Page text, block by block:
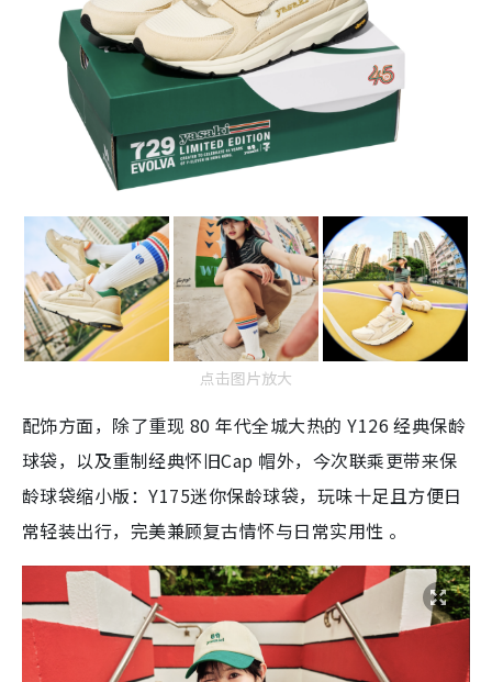
点击图片放大
配饰方面，除了重现 80 年代全城大热的 Y126 经典保龄
球袋，以及重制经典怀旧Cap 帽外，今次联乘更带来保
龄球袋缩小版：Y175迷你保龄球袋，玩味十足且方便日
常轻装出行，完美兼顾复古情怀与日常实用性 。